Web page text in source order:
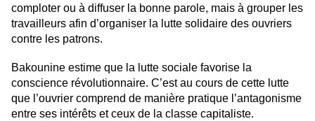
comploter ou à diffuser la bonne parole, mais à grouper les
travailleurs afin d’organiser la lutte solidaire des ouvriers
contre les patrons.
Bakounine estime que la lutte sociale favorise la
conscience révolutionnaire. C’est au cours de cette lutte
que l’ouvrier comprend de manière pratique l’antagonisme
entre ses intérêts et ceux de la classe capitaliste.